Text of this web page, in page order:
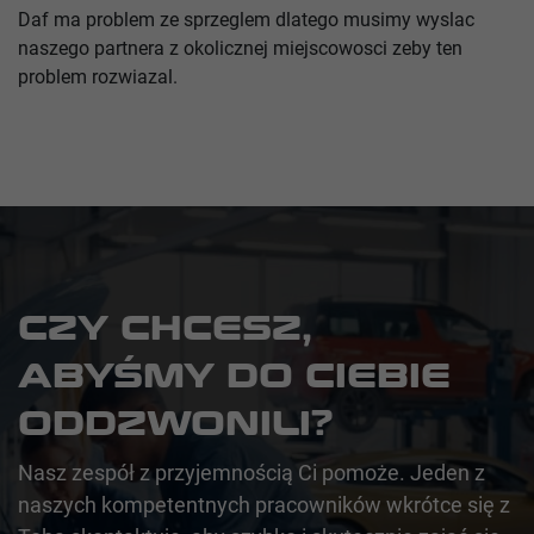
Daf ma problem ze sprzeglem dlatego musimy wyslac
naszego partnera z okolicznej miejscowosci zeby ten
problem rozwiazal.
CZY CHCESZ,
ABYŚMY DO CIEBIE
ODDZWONILI?
Nasz zespół z przyjemnością Ci pomoże. Jeden z
naszych kompetentnych pracowników wkrótce się z